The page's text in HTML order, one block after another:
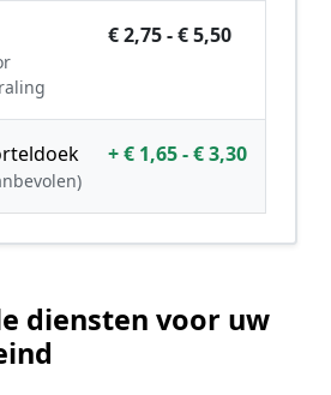
€ 2,75 - € 5,50
+ € 1,65 - € 3,30
diensten voor uw